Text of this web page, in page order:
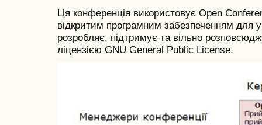
Ця конференція використовує Open
відкритим програмним забезпеченням для
розробляє, підтримує та вільно
ліцензією GNU General Public License.